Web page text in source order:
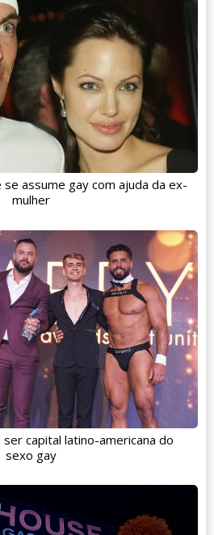
se assume gay com ajuda da ex-
mulher
capital latino-americana do
sexo gay